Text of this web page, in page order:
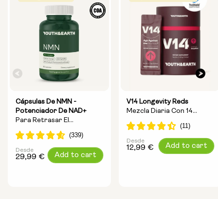
Cápsulas De NMN -
Potenciador De NAD+
Para Retrasar El
Envejecimiento Y
Aumentar La Energía
Precio
Desde
29,99 € Add to cart
V14 Longevity Reds
Mezcla Diaria Con 14
Ingredientes Para La
Longevidad.
Precio
Desde
12,99 € Add to cart